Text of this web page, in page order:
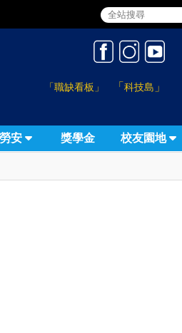
「職缺看板」 「科技島 」
安 獎學金 校友園地